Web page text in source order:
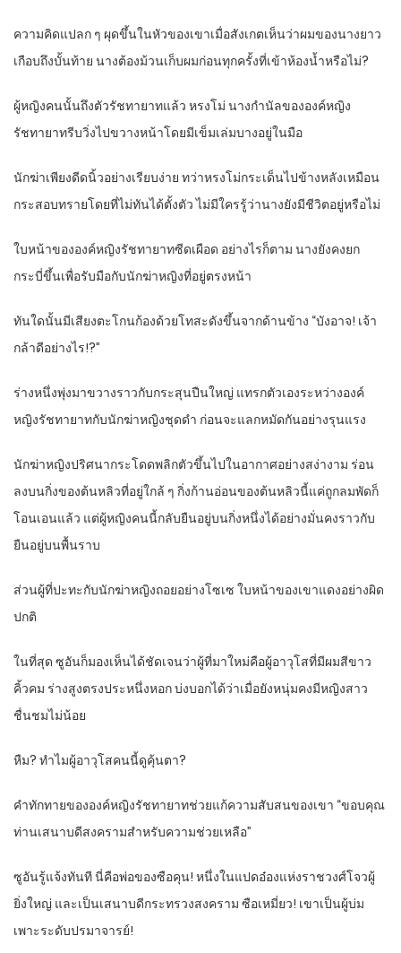
ความคิดแปลก ๆ ผุดขึ้นในหัวของเขาเมื่อสังเกตเห็นว่าผมของนางยาว
เกือบถึงบั้นท้าย นางต้องม้วนเก็บผมก่อนทุกครั้งที่เข้าห้องน้ำหรือไม่?
ผู้หญิงคนนั้นถึงตัวรัชทายาทแล้ว หรงโม่ นางกำนัลขององค์หญิง
รัชทายาทรีบวิ่งไปขวางหน้าโดยมีเข็มเล่มบางอยู่ในมือ
นักฆ่าเพียงดีดนิ้วอย่างเรียบง่าย ทว่าหรงโม่กระเด็นไปข้างหลังเหมือน
กระสอบทรายโดยที่ไม่ทันได้ตั้งตัว ไม่มีใครรู้ว่านางยังมีชีวิตอยู่หรือไม่
ใบหน้าขององค์หญิงรัชทายาทซีดเผือด อย่างไรก็ตาม นางยังคงยก
กระบี่ขึ้นเพื่อรับมือกับนักฆ่าหญิงที่อยู่ตรงหน้า
ทันใดนั้นมีเสียงตะโกนก้องด้วยโทสะดังขึ้นจากด้านข้าง “บังอาจ! เจ้า
กล้าดีอย่างไร!?”
ร่างหนึ่งพุ่งมาขวางราวกับกระสุนปืนใหญ่ แทรกตัวเองระหว่างองค์
หญิงรัชทายาทกับนักฆ่าหญิงชุดดำ ก่อนจะแลกหมัดกันอย่างรุนแรง
นักฆ่าหญิงปริศนากระโดดพลิกตัวขึ้นไปในอากาศอย่างสง่างาม ร่อน
ลงบนกิ่งของต้นหลิวที่อยู่ใกล้ ๆ กิ่งก้านอ่อนของต้นหลิวนี้แค่ถูกลมพัดก็
โอนเอนแล้ว แต่ผู้หญิงคนนี้กลับยืนอยู่บนกิ่งหนึ่งได้อย่างมั่นคงราวกับ
ยืนอยู่บนพื้นราบ
ส่วนผู้ที่ปะทะกับนักฆ่าหญิงถอยอย่างโซเซ ใบหน้าของเขาแดงอย่างผิด
ปกติ
ในที่สุด ซูอันก็มองเห็นได้ชัดเจนว่าผู้ที่มาใหม่คือผู้อาวุโสที่มีผมสีขาว
คิ้วคม ร่างสูงตรงประหนึ่งหอก บ่งบอกได้ว่าเมื่อยังหนุ่มคงมีหญิงสาว
ชื่นชมไม่น้อย
หืม? ทำไมผู้อาวุโสคนนี้ดูคุ้นตา?
คำทักทายขององค์หญิงรัชทายาทช่วยแก้ความสับสนของเขา “ขอบคุณ
ท่านเสนาบดีสงครามสำหรับความช่วยเหลือ”
ซูอันรู้แจ้งทันที นี่คือพ่อของซือคุน! หนึ่งในแปดอ๋องแห่งราชวงศ์โจวผู้
ยิ่งใหญ่ และเป็นเสนาบดีกระทรวงสงคราม ซือเหมี่ยว! เขาเป็นผู้บ่ม
เพาะระดับปรมาจารย์!